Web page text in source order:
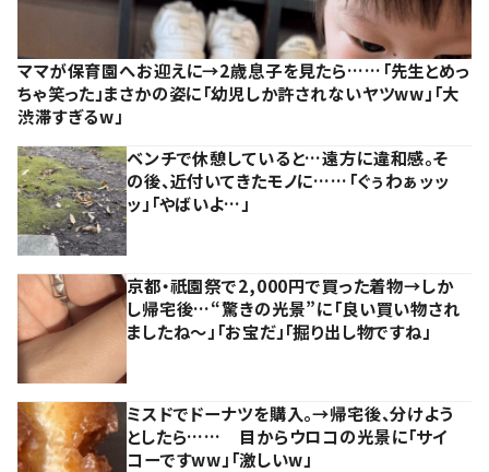
ママが保育園へお迎えに→2歳息子を見たら……「先生とめっ
ちゃ笑った」まさかの姿に「幼児しか許されないヤツww」「大
渋滞すぎるw」
ベンチで休憩していると…遠方に違和感。そ
の後、近付いてきたモノに……「ぐぅわぁッッ
ッ」「やばいよ…」
京都・祇園祭で2,000円で買った着物→しか
し帰宅後…“驚きの光景”に「良い買い物され
ましたね～」「お宝だ」「掘り出し物ですね」
ミスドでドーナツを購入。→帰宅後、分けよう
としたら…… 目からウロコの光景に「サイ
コーですww」「激しいw」